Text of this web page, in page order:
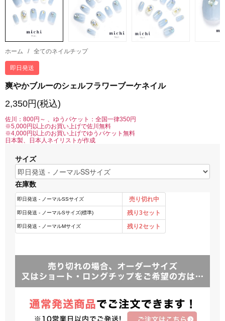
ホーム / 全てのネイルチップ
即日発送
爽やかブルーのシェルフラワーブーケネイル
2,350円(税込)
佐川：800円～ 、ゆうパケット：全国一律350円
※5,000円以上のお買い上げで佐川無料
※4,000円以上のお買い上げでゆうパケット無料
日本製、日本人ネイリストが作成
サイズ
在庫数